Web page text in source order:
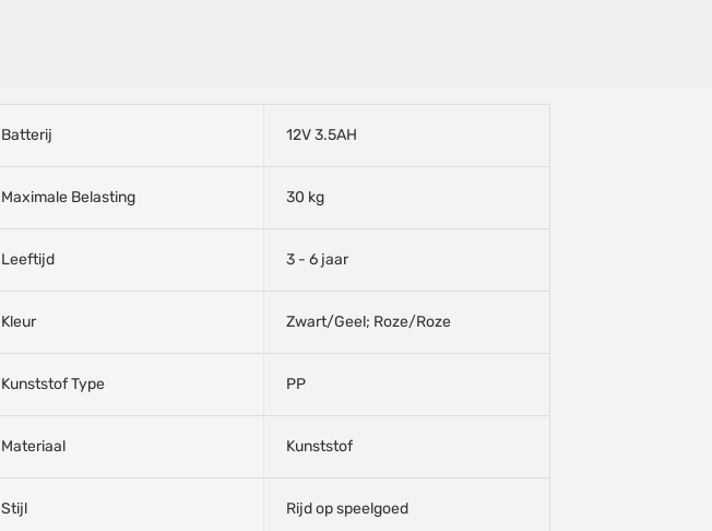
Batterij 12V 3.5AH
Maximale Belasting 30 kg
Leeftijd 3 - 6 jaar
Kleur Zwart/Geel; Roze/Roze
Kunststof Type PP
Materiaal Kunststof
Stijl Rijd op speelgoed